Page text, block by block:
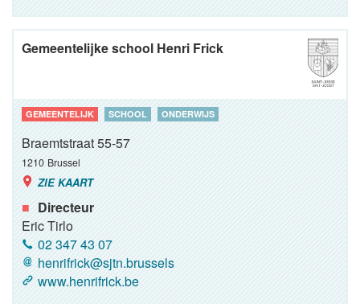
Gemeentelijke school Henri Frick
GEMEENTELIJK SCHOOL ONDERWIJS
Braemtstraat 55-57
1210 Brussel
ZIE KAART
Directeur
Eric Tirlo
02 347 43 07
henrifrick@sjtn.brussels
www.henrifrick.be